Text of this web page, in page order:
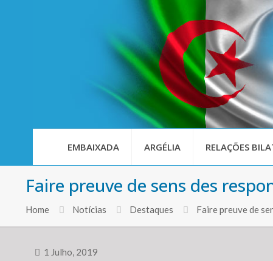
EMBAIXADA ARGÉLIA RELAÇÕES
Faire preuve de sens des
Home Notícias Destaques Faire preuve de
1 Julho, 2019